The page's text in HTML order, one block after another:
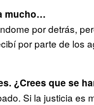
mucho…
por detrás,
por parte de los
¿Crees que se
Si la justicia es